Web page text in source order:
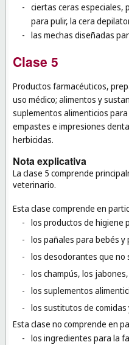
- ciertas ceras especiales,
para pulir, la cera
- las mechas diseñadas
Clase 5
Productos farmacéuticos,
uso médico; alimentos y
suplementos alimenticios
empastes e impresiones
herbicidas.
Nota explicativa
La clase 5 comprende
veterinario.
Esta clase comprende en
- los productos de higiene
- los pañales para bebés y
- los desodorantes que no
- los champús, los
- los suplementos
- los sustitutos de
Esta clase no comprende en
- los ingredientes para la